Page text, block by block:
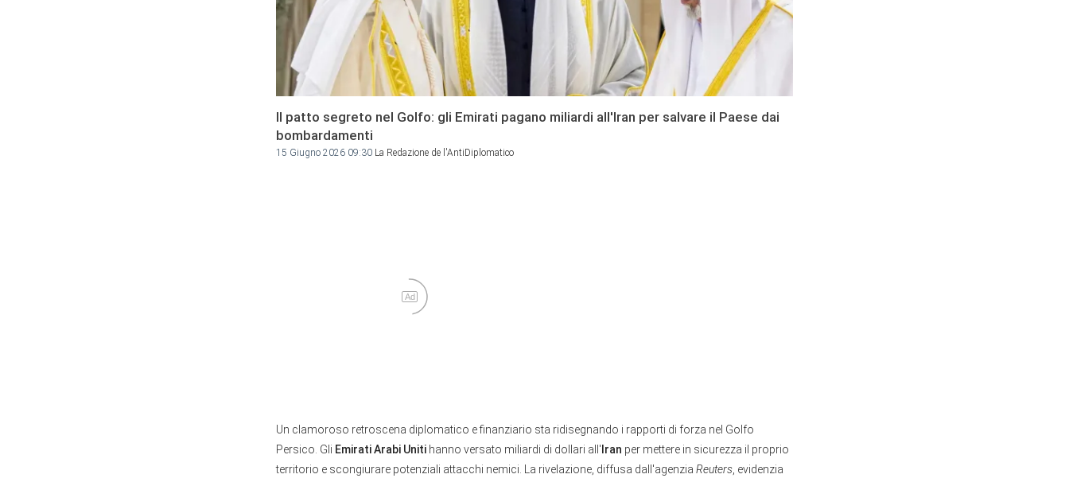
Il patto segreto nel Golfo: gli Emirati pagano miliardi all'Iran per salvare il Paese dai
bombardamenti
15 Giugno 2026 09:30 La Redazione de l'AntiDiplomatico
Ad
Un clamoroso retroscena diplomatico e finanziario sta ridisegnando i rapporti di forza nel Golfo
Persico. Gli Emirati Arabi Uniti hanno versato miliardi di dollari all' Iran per mettere in sicurezza il proprio
territorio e scongiurare potenziali attacchi nemici. La rivelazione, diffusa dall'agenzia Reuters , evidenzia